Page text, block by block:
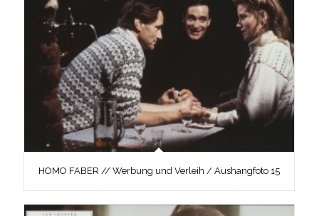
HOMO FABER // Werbung und Verleih / Aushangfoto 15